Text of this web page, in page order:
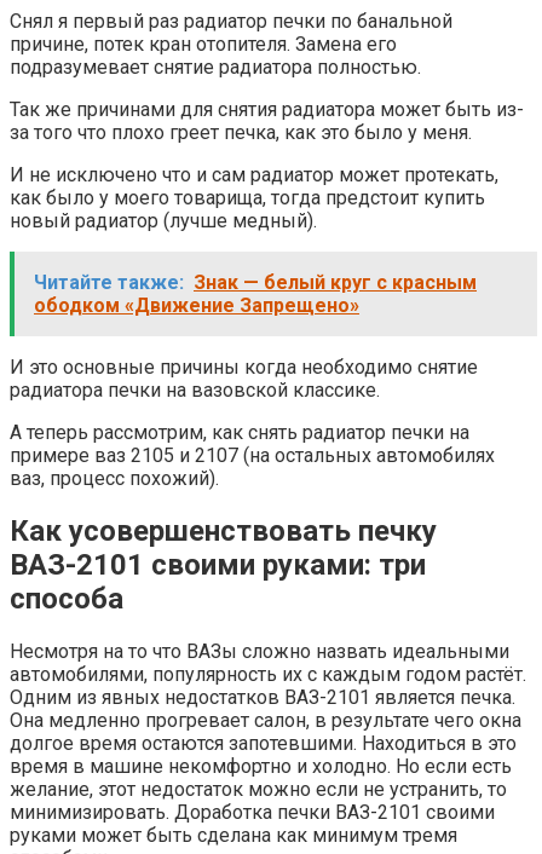
Снял я первый раз радиатор печки по банальной
причине, потек кран отопителя. Замена его
подразумевает снятие радиатора полностью.
Так же причинами для снятия радиатора может быть из-
за того что плохо греет печка, как это было у меня.
И не исключено что и сам радиатор может протекать,
как было у моего товарища, тогда предстоит купить
новый радиатор (лучше медный).
Читайте также: Знак — белый круг с красным
ободком «Движение Запрещено»
И это основные причины когда необходимо снятие
радиатора печки на вазовской классике.
А теперь рассмотрим, как снять радиатор печки на
примере ваз 2105 и 2107 (на остальных автомобилях
ваз, процесс похожий).
Как усовершенствовать печку
ВАЗ-2101 своими руками: три
способа
Несмотря на то что ВАЗы сложно назвать идеальными
автомобилями, популярность их с каждым годом растёт.
Одним из явных недостатков ВАЗ-2101 является печка.
Она медленно прогревает салон, в результате чего окна
долгое время остаются запотевшими. Находиться в это
время в машине некомфортно и холодно. Но если есть
желание, этот недостаток можно если не устранить, то
минимизировать. Доработка печки ВАЗ-2101 своими
руками может быть сделана как минимум тремя